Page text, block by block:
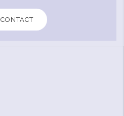
CONTACT